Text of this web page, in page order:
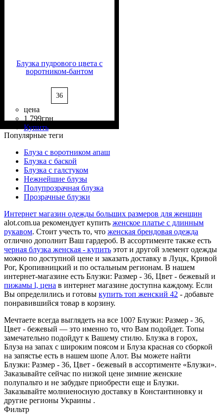
Блузка пудрового цвета с
воротником-бантом
36
цена
1 799грн
Купить
Состав ткани
Вискоза, 65% Полиэстер
Крой: прямой, свободный
Длина: классическая
Длина рукава
Стиль: casual
Популярные теги
Блуза с воротником апаш
Блузка с баской
Блузка с галстуком
Нежнейшие блузы
Полупрозрачная блузка
Прозрачные блузки
Интернет магазин одежды больших размеров для женщин
alot.com.ua рекомендует купить женское платье с длинным
рукавом. Стоит учесть то, что женская брендовая одежда
отлично дополнит Ваш гардероб. В ассортименте также есть
черная блузка женская - купить этот и другой элемент одежды
можно по доступной цене и заказать доставку в Луцк, Кривой
Рог, Кропивницкий и по остальным регионам. В нашем
интернет-магазине есть Блузки: Размер - 36, Цвет - бежевый и
пижамы l, цена в интернет магазине доступна каждому. Если
Вы определились и готовы купить топ женский 42 - добавьте
понравившийся товар в корзину.
Мечтаете всегда выглядеть на все 100? Блузки: Размер - 36,
Цвет - бежевый — это именно то, что Вам подойдет. Топы
замечательно подойдут к Вашему стилю. Блузка в горох,
Блуза на запах с широким поясом и Блуза красная со сборкой
на запястье есть в нашем шопе Алот. Вы можете найти
Блузки: Размер - 36, Цвет - бежевый в ассортименте «Блузки».
Заказывайте сейчас по низкой цене зимние женские
полупальто и не забудьте приобрести еще и Блузки.
Заказывайте молниеносную доставку в Константиновку и
другие регионы Украины .
Фильтр